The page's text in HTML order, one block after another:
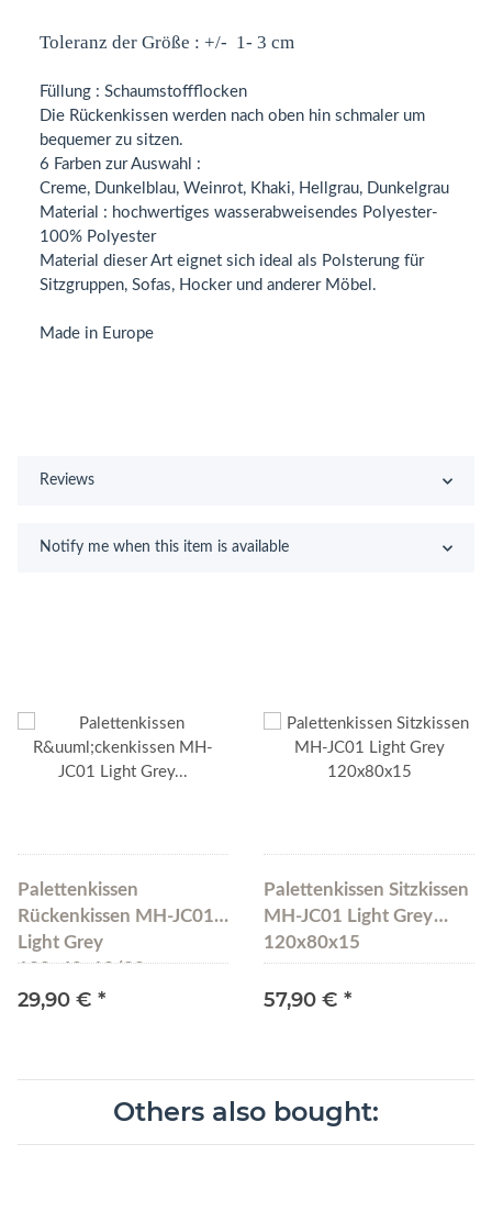
Toleranz der Größe : +/- 1- 3 cm
Füllung : Schaumstoffflocken
Die Rückenkissen werden nach oben hin schmaler um
bequemer zu sitzen.
6 Farben zur Auswahl :
Creme, Dunkelblau, Weinrot, Khaki, Hellgrau, Dunkelgrau
Material : hochwertiges wasserabweisendes Polyester-
100% Polyester
Material dieser Art eignet sich ideal als Polsterung für
Sitzgruppen, Sofas, Hocker und anderer Möbel.
Made in Europe
Reviews
Notify me when this item is available
Palettenkissen
Rückenkissen MH-JC01
Light Grey
120x40x10/20
29,90 € *
Palettenkissen Sitzkissen
MH-JC01 Light Grey
120x80x15
57,90 € *
Others also bought: